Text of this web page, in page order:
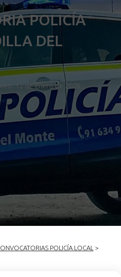
POLICÍA
DEL
12 de enero de 2026
POLICÍA LOCAL >